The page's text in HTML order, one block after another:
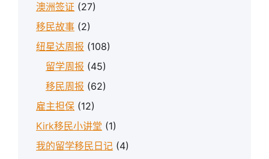
澳洲签证 (27)
移民故事 (2)
纽星达周报 (108)
留学周报 (45)
移民周报 (62)
雇主担保 (12)
Kirk移民小讲堂 (1)
我的留学移民日记 (4)